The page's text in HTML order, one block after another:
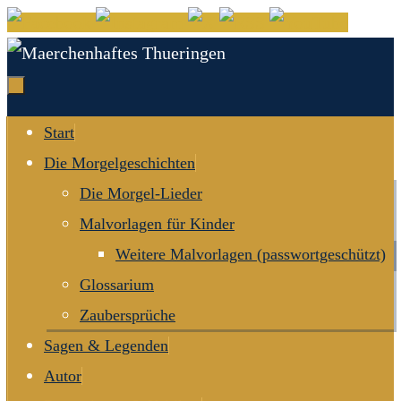
Zum
Inhalt
springen
Zum
Inhalt
springen
Start
Die Morgelgeschichten
Die Morgel-Lieder
Malvorlagen für Kinder
Weitere Malvorlagen (passwortgeschützt)
Glossarium
Zaubersprüche
Sagen & Legenden
Autor